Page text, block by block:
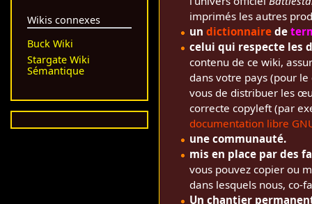
imprimés les autres
un dictionnairede
celui qui respecte les
contenu de ce wiki,
dans votre pays (pour
vous de distribuer les
correcte copyleft (par
documentation libre
une communauté.
mis en place par des
vous pouvez copier ou
dans lesquels nous, co-
Un chantier
Wikis connexes
Buck Wiki
Stargate Wiki
Sémantique